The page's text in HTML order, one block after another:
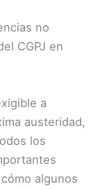
no
CGPJ en
a
austeridad,
los
algunos